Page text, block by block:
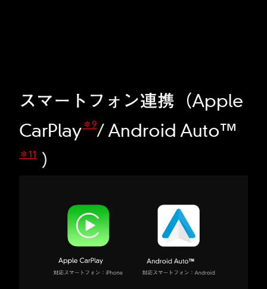
スマートフォン連携（Apple
CarPlay ＊9/ Android Auto™
＊11 ）